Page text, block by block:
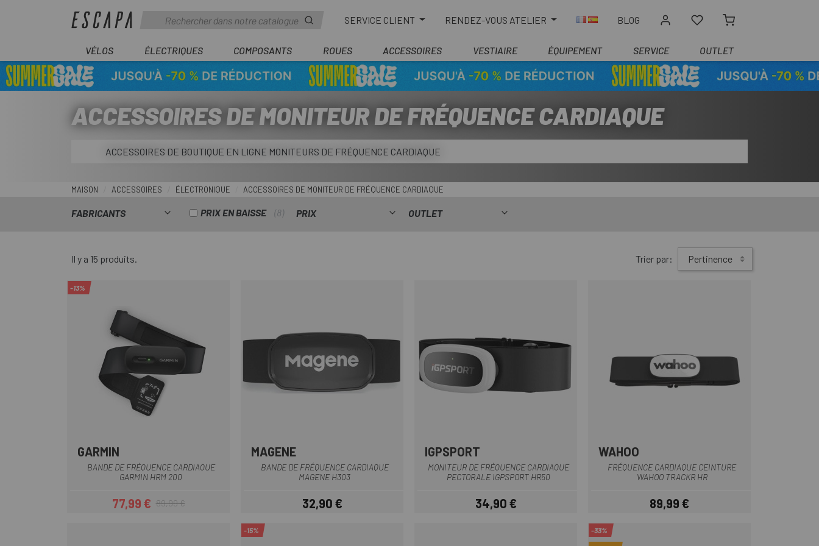
SERVICE CLIENT RENDEZ-VOUS ATELIER BLOG
VÉLOS ÉLECTRIQUES COMPOSANTS ROUES ACCESSOIRES VESTIAIRE ÉQUIPEMENT SERVICE OUTLET
ACCESSOIRES DE MONITEUR DE FRÉQUENCE CARDIAQUE
ACCESSOIRES DE BOUTIQUE EN LIGNE MONITEURS DE FRÉQUENCE CARDIAQUE
MAISON ACCESSOIRES ÉLECTRONIQUE ACCESSOIRES DE MONITEUR DE FRÉQUENCE CARDIAQUE
FABRICANTS PRIX EN BAISSE 8 PRIX OUTLET
Il y a 15 produits. Trier par: Pertinence
-13%
GARMIN
BANDE DE FRÉQUENCE CARDIAQUE
GARMIN HRM 200
Prix
77,99 €Prix habituel
89,99 €
MAGENE
BANDE DE FRÉQUENCE CARDIAQUE
MAGENE H303
Prix
32,90 €
IGPSPORT
MONITEUR DE FRÉQUENCE CARDIAQUE
PECTORALE IGPSPORT HR50
Prix
34,90 €
WAHOO
FRÉQUENCE CARDIAQUE CEINTURE
WAHOO TRACKR HR
Prix
89,99 €
-15% -33%